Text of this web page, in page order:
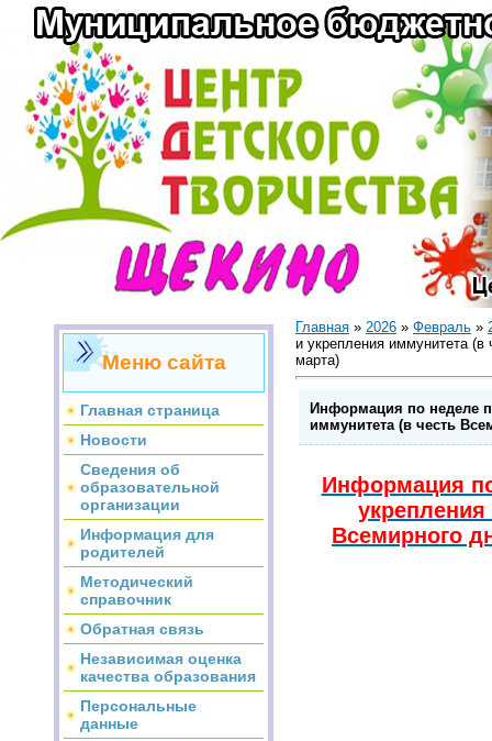
Меню сайта
Главная страница
Новости
Сведения об
образовательной
организации
Информация для
родителей
Методический
справочник
Обратная связь
Независимая оценка
качества образования
Персональные
данные
Главная » 2026 » Февраль »
и укрепления иммунитета
марта)
Информация по неделе
иммунитета (в честь
Информация
Всемирного